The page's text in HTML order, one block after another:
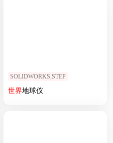
SOLIDWORKS,STEP
世界地球仪